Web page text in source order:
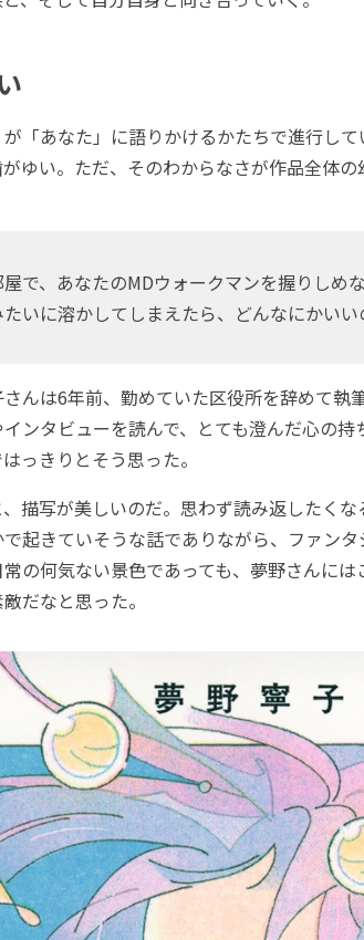
あなた」に語りかけるかたちで進行して
ゆい。ただ、そのわからなさが作品全体
で、あなたのMDウォークマンを握りしめ
いに溶かしてしまえたら、どんなにかいい
は6年前、勤めていた区役所を辞めて執
ンタビューを読んで、とても澄んだ心の
っきりとそう思った。
写が美しいのだ。思わず読み返したくな
起きていそうな話でありながら、ファン
の何気ない景色であっても、夢野さんに
だなと思った。